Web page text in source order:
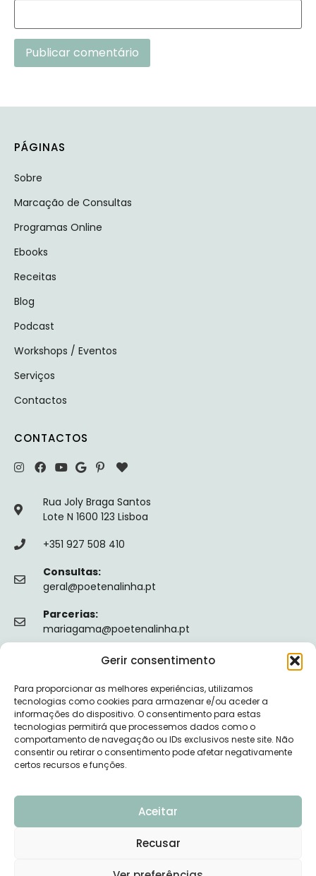
Gerir consentimento
Para proporcionar as melhores experiências, utilizamos
tecnologias como cookies para armazenar e/ou aceder a
informações do dispositivo. O consentimento para estas
tecnologias permitirá que processemos dados como o
comportamento de navegação ou IDs exclusivos neste site. Não
consentir ou retirar o consentimento pode afetar negativamente
certos recursos e funções.
Aceitar
Recusar
PÁGINAS
Sobre
Marcação de Consultas
Programas Online
Ebooks
Receitas
Blog
Podcast
Workshops / Eventos
Serviços
Contactos
CONTACTOS
Rua Joly Braga Santos
Lote N 1600 123 Lisboa
+351 927 508 410
Consultas:
geral@poetenalinha.pt
Parcerias:
mariagama@poetenalinha.pt
Política de privacidade
Termos e Condições
Livro de reclamações
Nº de Registo da ERS: E149128